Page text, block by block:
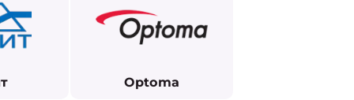
Optoma